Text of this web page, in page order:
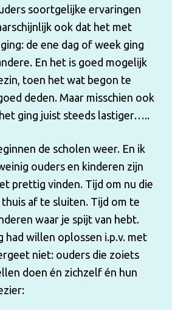
soortgelijke ervaringen
ook dat het met
de ene dag of week ging
En het is goed mogelijk
toen het wat begon te
deden. Maar misschien ook
ging juist steeds lastiger…..
de scholen weer. En ik
ouders en kinderen zijn
prettig vinden. Tijd om nu die
af te sluiten. Tijd om te
waar je spijt van hebt.
had willen oplossen i.p.v. met
niet: ouders die zoiets
doen én zichzelf én hun